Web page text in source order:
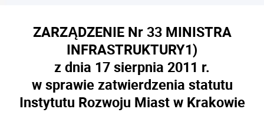
ZARZĄDZENIE Nr 33 MINISTRA
INFRASTRUKTURY1)
z dnia 17 sierpnia 2011 r.
w sprawie zatwierdzenia statutu
Instytutu Rozwoju Miast w Krakowie